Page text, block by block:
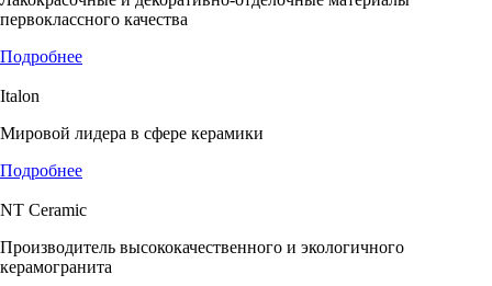
первоклассного качества
Подробнее
Italon
Мировой лидера в сфере керамики
Подробнее
NT Ceramic
Производитель высококачественного и экологичного
керамогранита